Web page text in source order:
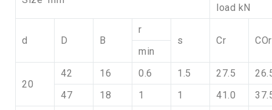
load kN
d D B
r
s
Cr
COr
min
20
42 16 0.6 1.5 27.5
47
18 1 1 41.0